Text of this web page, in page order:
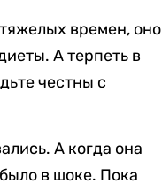
времен, оно
А терпеть в
честны с
А когда она
в шоке. Пока